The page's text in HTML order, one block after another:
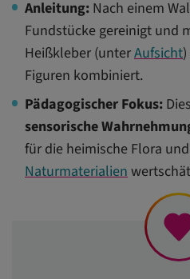
Anleitung:Nach einem
Fundstücke gereinigt und
Heißkleber (unterAufsicht
Figuren kombiniert.
Pädagogischer Fokus:
sensorische
für die heimische Flora
Naturmaterialien